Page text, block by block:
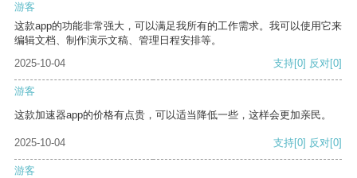
游客
这款app的功能非常强大，可以满足我所有的工作需求。我可以使用它来
编辑文档、制作演示文稿、管理日程安排等。
2025-10-04
支持[0] 反对[0]
游客
这款加速器app的价格有点贵，可以适当降低一些，这样会更加亲民。
2025-10-04 支持[0] 反对[0]
游客